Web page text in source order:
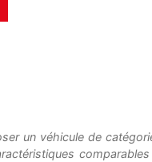
un véhicule de